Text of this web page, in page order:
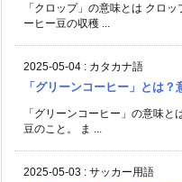
「クロップ」の意味とは クロ
ーヒー豆の収穫 ...
2025-05-04 : カタカナ語
「グリーンコーヒー」とは
「グリーンコーヒー」の意味
豆のこと。 ま ...
2025-05-03 : サッカー用語